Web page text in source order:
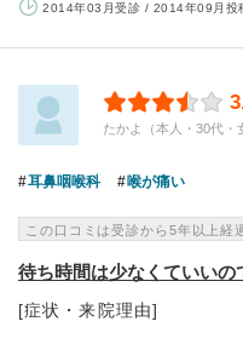
2014年03月受診 / 2014年09月投
たかよ（本人・30代・
耳鼻咽喉科 喉が痛い
この口コミは受診から5年以上経
待ち時間は少なくていい
[症状・来院理由]